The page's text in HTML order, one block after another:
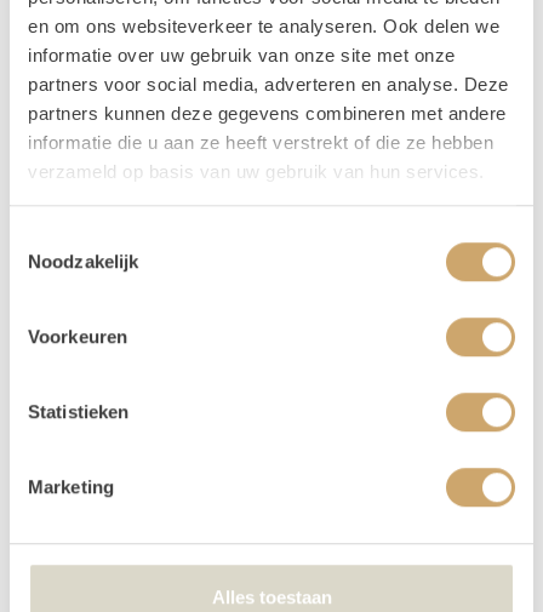
en om ons websiteverkeer te analyseren. Ook delen we
informatie over uw gebruik van onze site met onze
partners voor social media, adverteren en analyse. Deze
partners kunnen deze gegevens combineren met andere
informatie die u aan ze heeft verstrekt of die ze hebben
verzameld op basis van uw gebruik van hun services.
Noodzakelijk
Voorkeuren
Statistieken
Marketing
Alles toestaan
Vragen
Heb je een vraag over dit product? Je kunt ons altijd
mailen naar
info@loodsofrentals.nl
Disclaimer: Dit product is een verhuurproduct en kan gebruikssporen bevatten zoals krassen, deuken
Opties
Bos eucalyptus
15,00 /1 dag